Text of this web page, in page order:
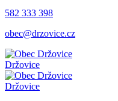
582 333 398
obec@drzovice.cz
Držovice
Držovice